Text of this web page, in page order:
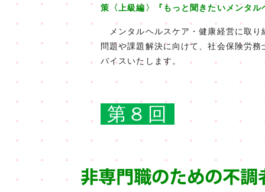
策〈上級編〉『もっと聞きたいメンタル
メンタルヘルスケア・健康経営に取り
問題や課題解決に向けて、社会保険労
バイスいたします。
第８回